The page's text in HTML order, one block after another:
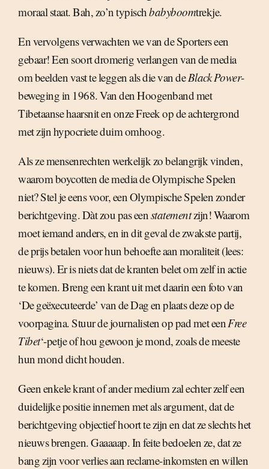
moraal staat. Bah, zo’n typischbabyboomtrekje.
En vervolgens verwachten we van de Sporters een
gebaar! Een soort dromerig verlangen van de media
om beelden vast te leggen als die van deBlack Power-
beweging in 1968. Van den Hoogenband met
Tibetaanse haarsnit en onze Freek op de achtergrond
met zijn hypocriete duim omhoog.
Als ze mensenrechten werkelijk zo belangrijk vinden,
waarom boycotten de media de Olympische Spelen
niet? Stel je eens voor, een Olympische Spelen zonder
berichtgeving. Dàt zou pas eenstatementzijn! Waarom
moet iemand anders, en in dit geval de zwakste partij,
de prijs betalen voor hun behoefte aan moraliteit (lees:
nieuws). Er is niets dat de kranten belet om zelf in actie
te komen. Breng een krant uit met daarin een foto van
‘De geëxecuteerde’ van de Dag en plaats deze op de
voorpagina. Stuur de journalisten op pad met een Free
Tibet‘-petje of hou gewoon je mond, zoals de meeste
hun mond dicht houden.
Geen enkele krant of ander medium zal echter zelf een
duidelijke positie innemen met als argument, dat de
berichtgeving objectief hoort te zijn en dat ze slechts het
nieuws brengen. Gaaaaap. In feite bedoelen ze, dat ze
bang zijn voor verlies aan reclame-inkomsten en willen